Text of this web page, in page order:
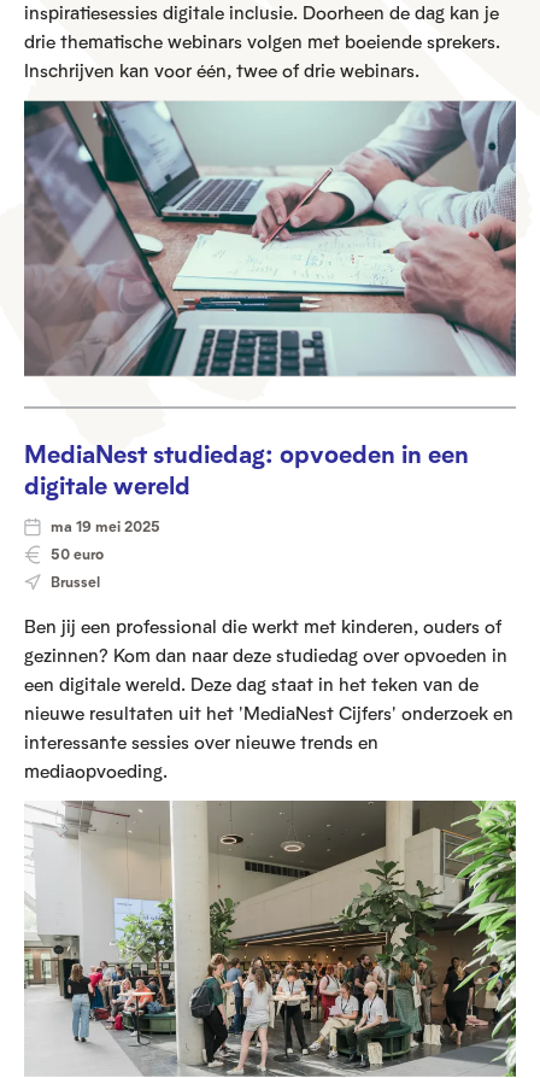
inspiratiesessies digitale inclusie. Doorheen de dag kan je
drie thematische webinars volgen met boeiende sprekers.
Inschrijven kan voor één, twee of drie webinars.
MediaNest studiedag: opvoeden in een
digitale wereld
ma 19 mei 2025
50 euro
Brussel
Ben jij een professional die werkt met kinderen, ouders of
gezinnen? Kom dan naar deze studiedag over opvoeden in
een digitale wereld. Deze dag staat in het teken van de
nieuwe resultaten uit het 'MediaNest Cijfers' onderzoek en
interessante sessies over nieuwe trends en
mediaopvoeding.